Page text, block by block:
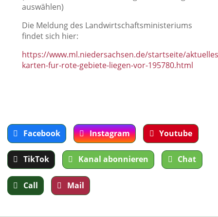
auswählen)
Die Meldung des Landwirtschaftsministeriums
findet sich hier:
https://www.ml.niedersachsen.de/startseite/
karten-fur-rote-gebiete-liegen-vor-195780.html
Facebook Instagram Youtube
TikTok Kanal abonnieren Chat
Call Mail